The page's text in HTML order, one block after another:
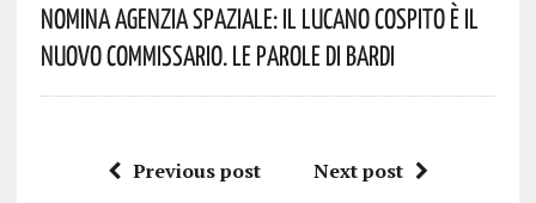
Nomina Agenzia Spaziale: Il Lucano Cospito È Il
Nuovo Commissario. Le Parole Di Bardi
Previous post Next post